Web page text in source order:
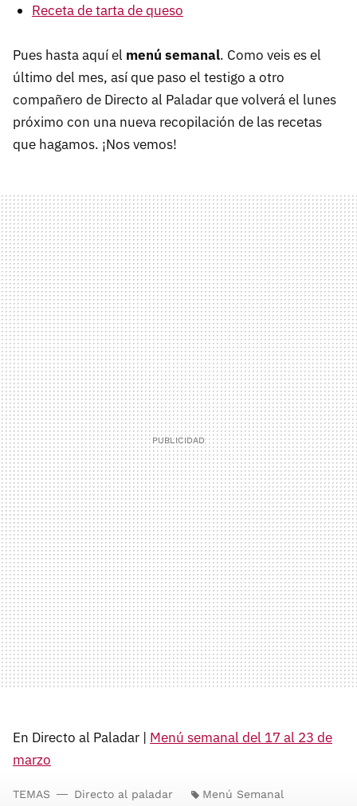
Receta de tarta de queso
Pues hasta aquí el menú semanal. Como veis es el
último del mes, así que paso el testigo a otro
compañero de Directo al Paladar que volverá el lunes
próximo con una nueva recopilación de las recetas
que hagamos. ¡Nos vemos!
En Directo al Paladar | Menú semanal del 17 al 23 de
marzo
TEMAS Directo al paladar Menú Semanal